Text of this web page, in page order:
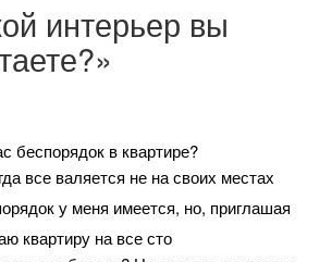
интерьер вы
беспорядок в квартире?
все валяется не на своих местах
у меня имеется, но, приглашая
квартиру на все сто